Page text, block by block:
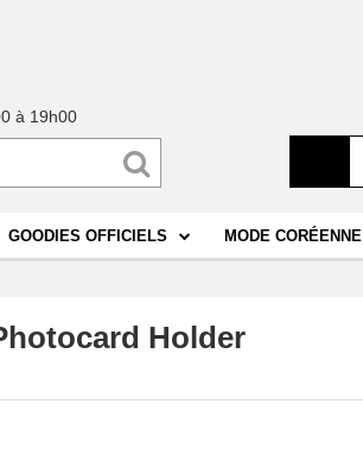
à 19h00
GOODIES OFFICIELS MODE CORÉENNE
Holder